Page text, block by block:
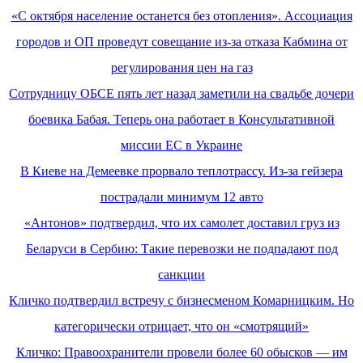
«С октября население останется без отопления». Ассоциация
городов и ОП проведут совещание из-за отказа Кабмина от
регулирования цен на газ
Сотрудницу ОБСЕ пять лет назад заметили на свадьбе дочери
боевика Бабая. Теперь она работает в Консультативной
миссии ЕС в Украине
В Киеве на Демеевке прорвало теплотрассу. Из-за гейзера
пострадали минимум 12 авто
«Антонов» подтвердил, что их самолет доставил груз из
Беларуси в Сербию: Такие перевозки не подпадают под
санкции
Кличко подтвердил встречу с бизнесменом Комарницким. Но
категорически отрицает, что он «смотрящий»
Кличко: Правоохранители провели более 60 обысков — им